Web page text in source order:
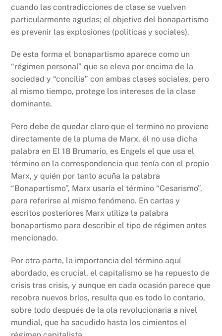
cuando las contradicciones de clase se vuelven
particularmente agudas; el objetivo del bonapartismo
es prevenir las explosiones (políticas y sociales).
De esta forma el bonapartismo aparece como un
“régimen personal” que se eleva por encima de la
sociedad y “concilia” con ambas clases sociales, pero
al mismo tiempo, protege los intereses de la clase
dominante.
Pero debe de quedar claro que el termino no proviene
directamente de la pluma de Marx, él no usa dicha
palabra en El 18 Brumario, es Engels el que usa el
término en la correspondencia que tenía con el propio
Marx, y quién por tanto acuña la palabra
“Bonapartismo”, Marx usaría el término “Cesarismo”,
para referirse al mismo fenómeno. En cartas y
escritos posteriores Marx utiliza la palabra
bonapartismo para describir el tipo de régimen antes
mencionado.
Por otra parte, la importancia del término aquí
abordado, es crucial, el capitalismo se ha repuesto de
crisis tras crisis, y aunque en cada ocasión parece que
recobra nuevos bríos, resulta que es todo lo contario,
sobre todo después de la ola revolucionaria a nivel
mundial, que ha sacudido hasta los cimientos el